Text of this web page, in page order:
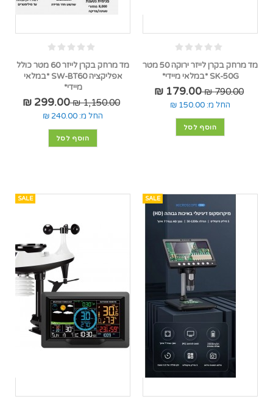
מד מרחק בקרן לייזר ירוקה 50 מטר
SK-50G *במלאי מיידי*
790.00 ₪
179.00 ₪
החל מ: 150.00 ₪
הוסף לסל
מד מרחק בקרן לייזר 60 מטר כולל
אפליקציה SW-BT60 *במלאי
מיידי*
1,150.00 ₪
299.00 ₪
החל מ: 240.00 ₪
הוסף לסל
SALE
SALE